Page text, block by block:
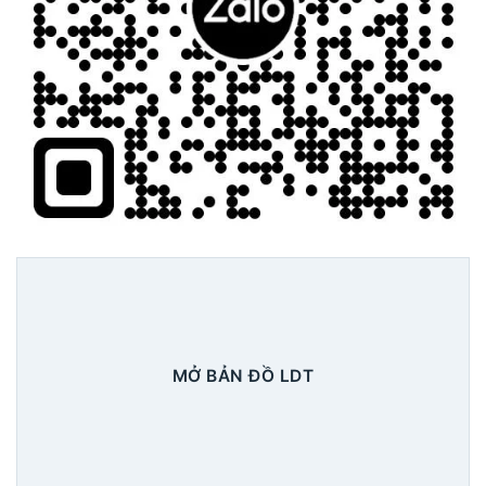
MỞ BẢN ĐỒ LDT